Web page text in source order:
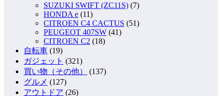
SUZUKI SWIFT (ZC11S) (7)
HONDA e (11)
CITROEN C4 CACTUS (51)
PEUGEOT 407SW (41)
CITROEN C2 (18)
自転車 (19)
ガジェット (321)
買い物（その他）
(137)
グルメ (127)
アウトドア (26)